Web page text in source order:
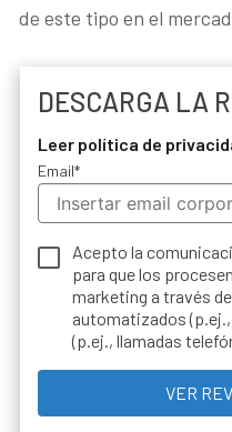
de este tipo en el
DESCARGA LA
Leer política de
Email*
Acepto la
para que los
marketing a través
automatizados
(p.ej., llamadas